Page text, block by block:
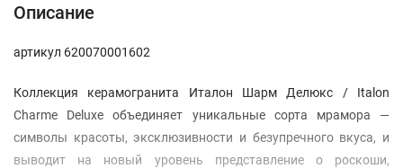
Описание
артикул 620070001602
Коллекция керамогранита Италон Шарм Делюкс / Italon
Charme Deluxe объединяет уникальные сорта мрамора —
символы красоты, эксклюзивности и безупречного вкуса, и
выводит на новый уровень представление о роскоши,